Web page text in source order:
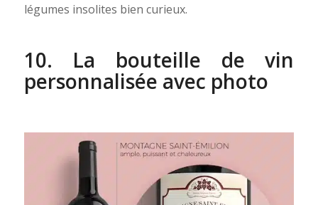
légumes insolites bien curieux.
10. La bouteille de vin
personnalisée avec photo